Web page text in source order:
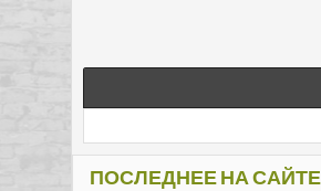
ПОСЛЕДНЕЕ НА САЙТЕ